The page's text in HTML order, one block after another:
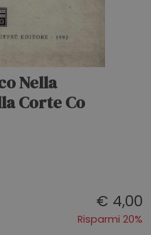
Nella
Corte Co
€ 4,00
Risparmi 20%